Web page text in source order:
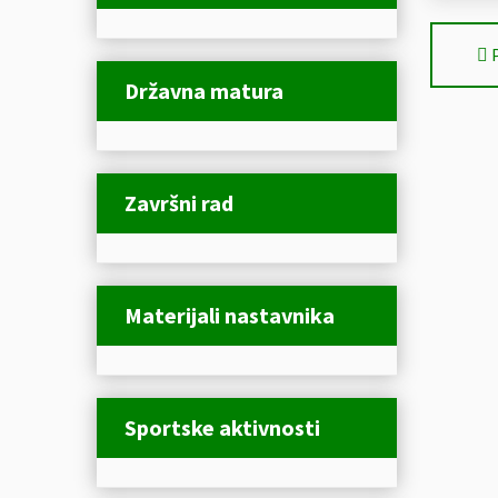
Državna matura
Završni rad
Materijali nastavnika
Sportske aktivnosti